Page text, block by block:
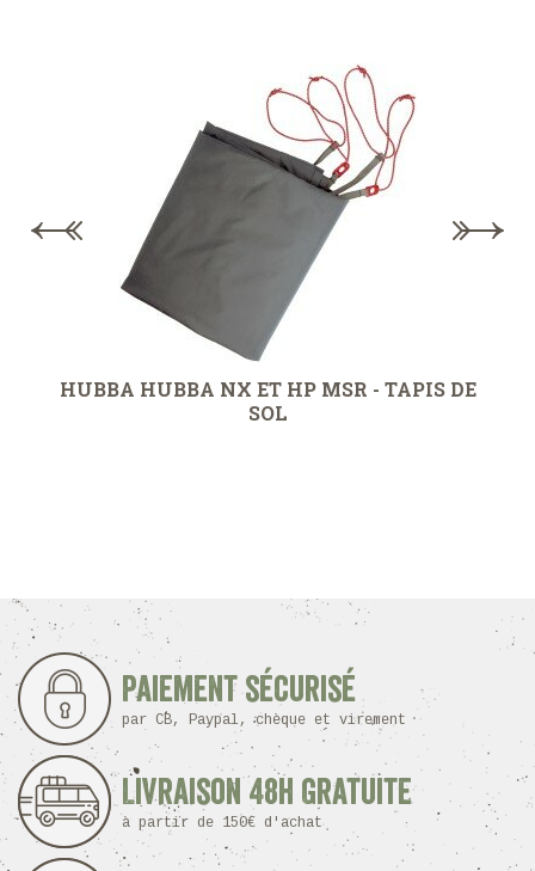
HUBBA HUBBA NX ET HP MSR - TAPIS DE
SOL
Paiement sécurisé
par CB, Paypal, chèque et virement
Livraison 48h Gratuite
à partir de 150€ d'achat